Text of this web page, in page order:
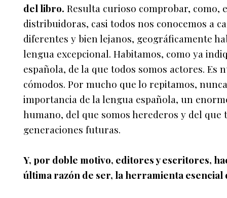
del libro. Resulta curioso comprobar, como,
distribuidoras, casi todos nos conocemos a
diferentes y bien lejanos, geográficamente
lengua excepcional. Habitamos, como ya
española, de la que todos somos actores. Es
cómodos. Por mucho que lo repitamos,
importancia de la lengua española, un
humano, del que somos herederos y del
generaciones futuras.
Y, por doble motivo, editores y escritores,
última razón de ser, la herramienta esencial